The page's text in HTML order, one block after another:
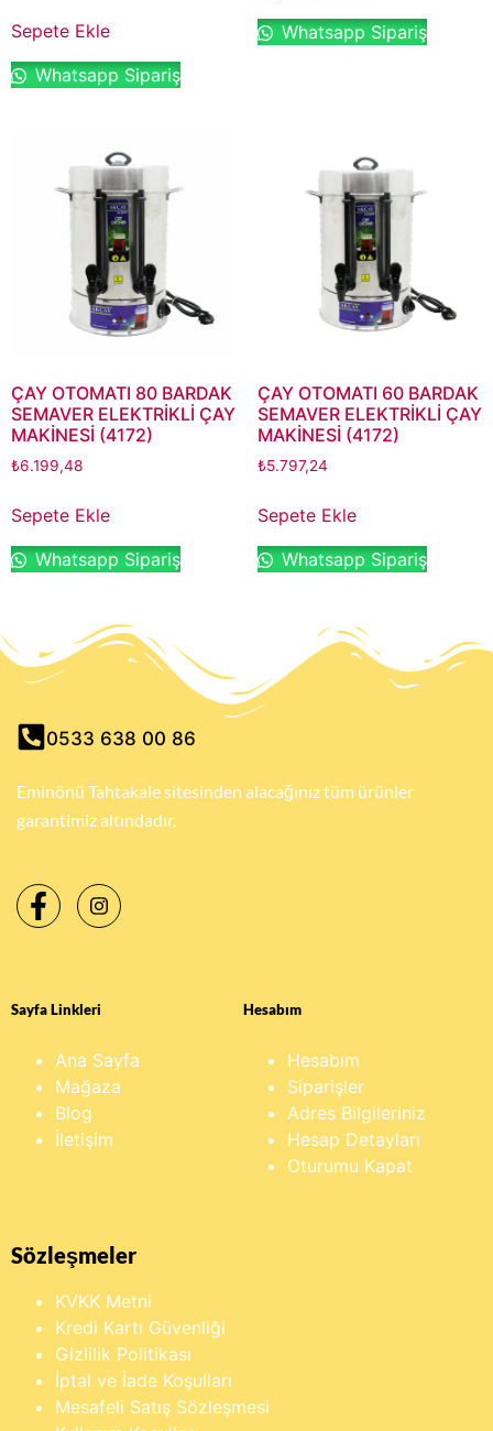
Sepete Ekle
Whatsapp Sipariş
Whatsapp Sipariş
ÇAY OTOMATI 80 BARDAK
SEMAVER ELEKTRİKLİ ÇAY
MAKİNESİ (4172)
₺6.199,48
Sepete Ekle
Whatsapp Sipariş
ÇAY OTOMATI 60 BARDAK
SEMAVER ELEKTRİKLİ ÇAY
MAKİNESİ (4172)
₺5.797,24
Sepete Ekle
Whatsapp Sipariş
0533 638 00 86
Eminönü Tahtakale sitesinden alacağınız tüm ürünler
garantimiz altındadır.
Sayfa Linkleri
Ana Sayfa
Mağaza
Blog
İletişim
Hesabım
Hesabım
Siparişler
Adres Bilgileriniz
Hesap Detayları
Oturumu Kapat
Sözleşmeler
KVKK Metni
Kredi Kartı Güvenliği
Gizlilik Politikası
İptal ve İade Koşulları
Mesafeli Satış Sözleşmesi